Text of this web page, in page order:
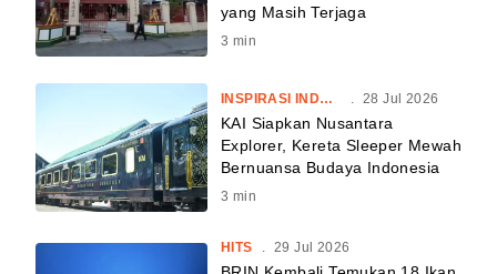
yang Masih Terjaga
3 min
INSPIRASI INDONESIA . 28 Jul 2026
KAI Siapkan Nusantara
Explorer, Kereta Sleeper Mewah
Bernuansa Budaya Indonesia
3 min
HITS . 29 Jul 2026